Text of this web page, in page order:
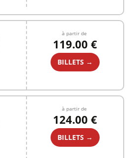
à partir de
119.00 €
BILLETS →
à partir de
124.00 €
BILLETS →